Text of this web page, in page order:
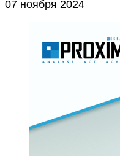
07 ноября 2024